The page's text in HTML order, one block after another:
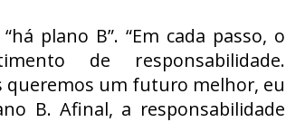
plano B”. “Em cada passo, o
de responsabilidade.
queremos um futuro melhor, eu
B. Afinal, a responsabilidade